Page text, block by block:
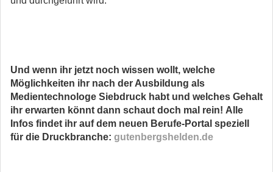
Und wenn ihr jetzt noch wissen wollt, welche
Möglichkeiten ihr nach der Ausbildung als
Medientechnologe Siebdruck habt und welches Gehalt
ihr erwarten könnt dann schaut doch mal rein! Alle
Infos findet ihr auf dem neuen Berufe-Portal speziell
für die Druckbranche: gutenbergshelden.de